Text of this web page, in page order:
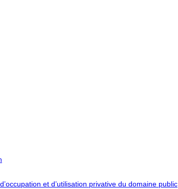
et d’utilisation privative du domaine public